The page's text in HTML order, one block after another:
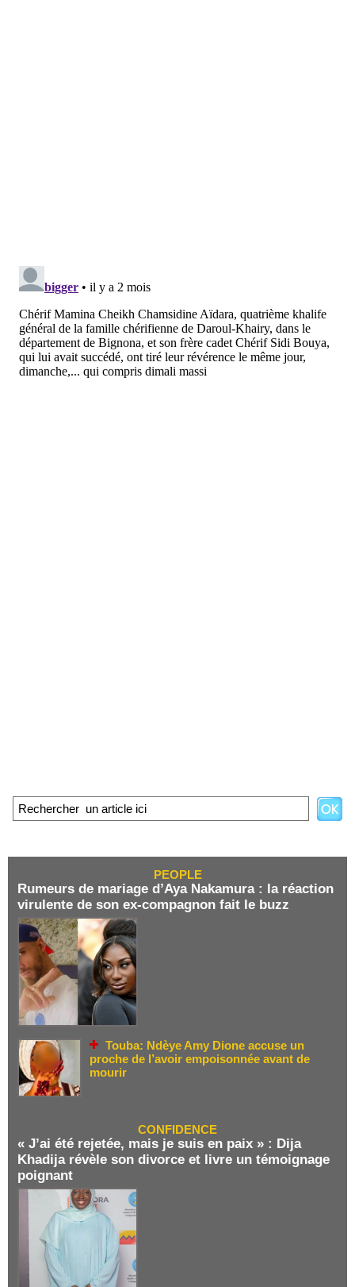
PEOPLE
Rumeurs de mariage d’Aya Nakamura : la réaction
virulente de son ex-compagnon fait le buzz
Touba: Ndèye Amy Dione accuse un
proche de l’avoir empoisonnée avant de
mourir
CONFIDENCE
« J’ai été rejetée, mais je suis en paix » : Dija
Khadija révèle son divorce et livre un témoignage
poignant